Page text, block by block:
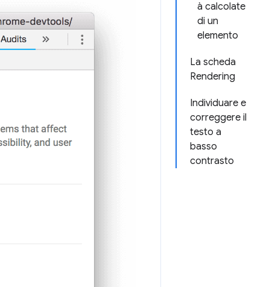
à calcolate
di un
elemento
La scheda
Rendering
Individuare e
correggere il
testo a
basso
contrasto